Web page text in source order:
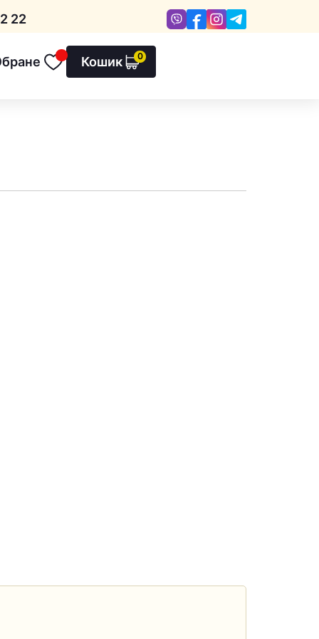
22 ViberFacebookInstagram
Кошик 0